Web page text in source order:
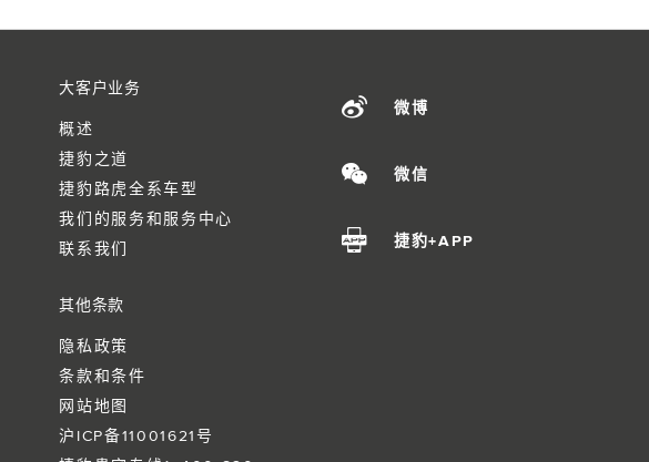
大客户业务
概述
捷豹之道
捷豹路虎全系车型
我们的服务和服务中心
联系我们
其他条款
隐私政策
条款和条件
网站地图
沪ICP备11001621号
微博
微信
捷豹+APP